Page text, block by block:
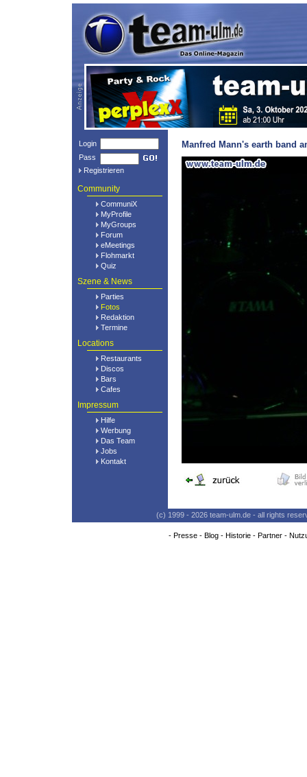
Login
Pass
Registrieren
Community
CommuniX
MyProfile
MyGroups
Forum
eMeetings
Flohmarkt
Quiz
Szene & News
Parties
Fotos
Redaktion
Termine
Locations
Restaurants
Discos
Bars
Cafes
Impressum
Hilfe
Werbung
Das Team
Jobs
Kontakt
Manfred Mann's earth band
(c) 1999 - 2026 team-ulm.de - all rights
- Presse- Blog- Historie- Partner-